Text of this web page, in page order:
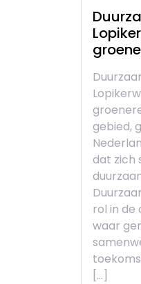
gebied,
dat zich
rol in de
waar
[…]